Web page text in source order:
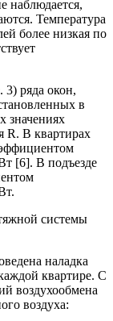
наблюдается,
Температура
более низкая по
ряда окон,
в
значениях
R. В квартирах
[6]. В подъезде
системы
наладка
квартире. С
воздухообмена
воздуха: